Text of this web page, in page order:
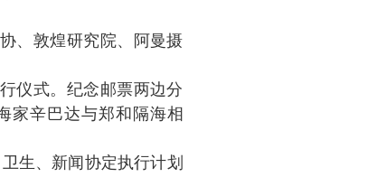
、敦煌研究院、阿曼摄
仪式。纪念邮票两边分
家辛巴达与郑和隔海相
生、新闻协定执行计划